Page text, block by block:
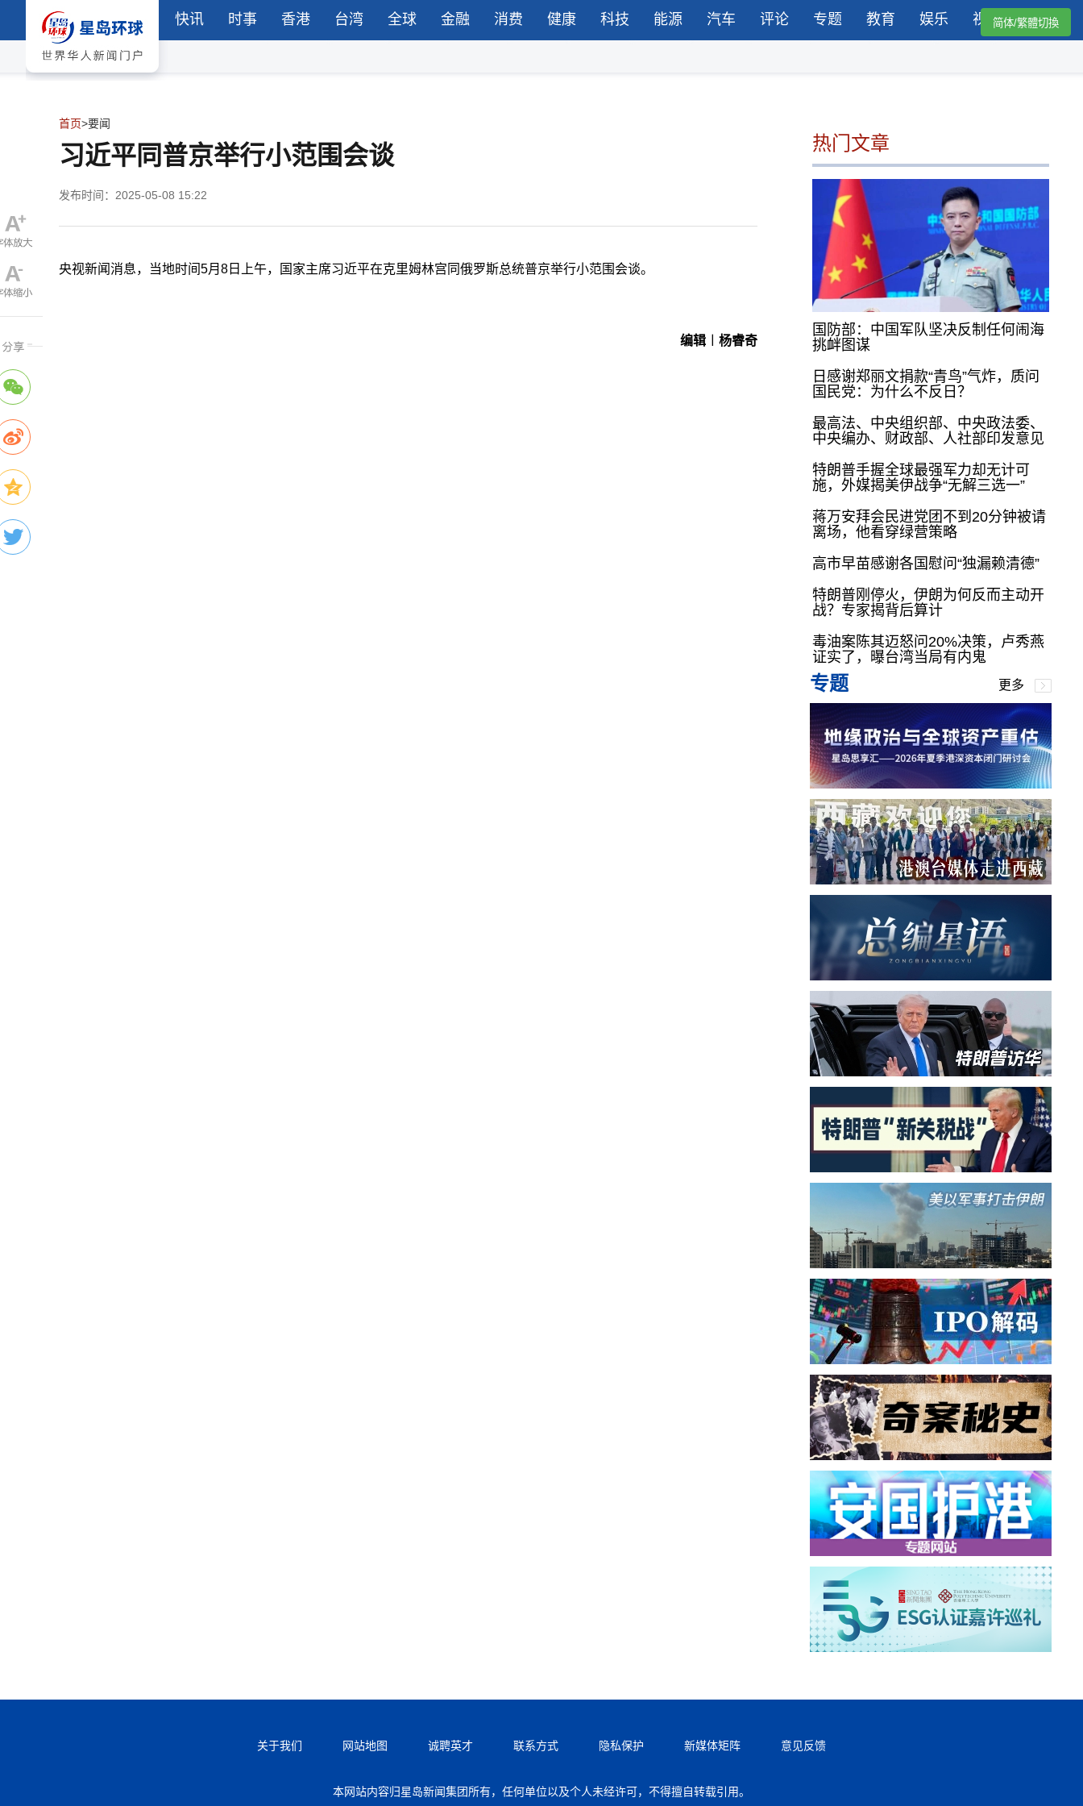
快讯 时事 香港 台湾 全球 金融 消费 健康 科技 能源 汽车 评论 专题 教育 娱乐 视频简体/繁體切換
首页>要闻
习近平同普京举行小范围会谈
发布时间：2025-05-08 15:22
央视新闻消息，当地时间5月8日上午，国家主席习近平在克里姆林宫同俄罗斯总统普京举行小范围会谈。
编辑︱杨睿奇
热门文章
国防部：中国军队坚决反制任何闹海
挑衅图谋
日感谢郑丽文捐款“青鸟”气炸，质问
国民党：为什么不反日？
最高法、中央组织部、中央政法委、
中央编办、财政部、人社部印发意见
特朗普手握全球最强军力却无计可
施，外媒揭美伊战争“无解三选一”
蒋万安拜会民进党团不到20分钟被请
离场，他看穿绿营策略
高市早苗感谢各国慰问“独漏赖清德”
特朗普刚停火，伊朗为何反而主动开
战？专家揭背后算计
毒油案陈其迈怒问20%决策，卢秀燕
证实了，曝台湾当局有内鬼
专题 更多
关于我们 网站地图 诚聘英才 联系方式 隐私保护 新媒体矩阵 意见反馈
本网站内容归星岛新闻集团所有，任何单位以及个人未经许可，不得擅自转载引用。